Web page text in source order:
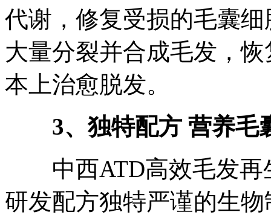
代谢，修复受损的毛囊
大量分裂并合成毛发，
本上治愈脱发。
3、独特配方 营养毛
中西ATD高效毛发再
研发配方独特严谨的生